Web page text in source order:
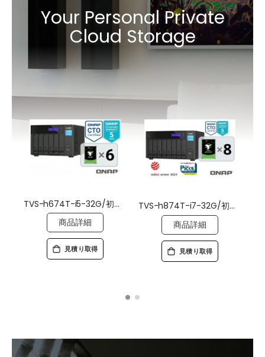
Your Personal Private
Cloud Storage
TVS-h674T-i5-32G/初期設定済/ドライブ搭載/5年標準保証
商品詳細
見積り取得
TVS-h874T-i7-32G/初期設定済/ドライブ搭載/5年標準保証
商品詳細
見積り取得